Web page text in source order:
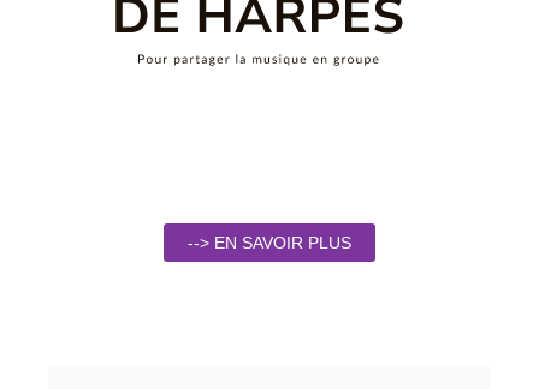
--> EN SAVOIR PLUS